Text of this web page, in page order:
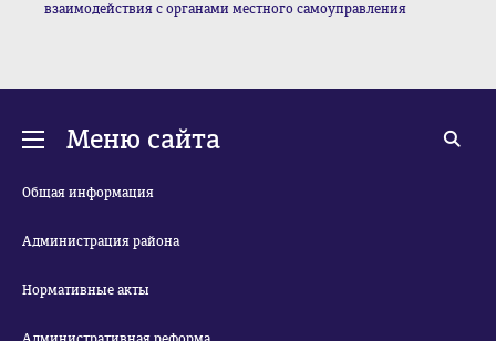
взаимодействия с органами местного самоуправления
Меню сайта
Общая информация
Администрация района
Нормативные акты